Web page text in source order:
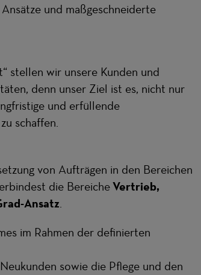
und maßgeschneiderte
stellen wir unsere Kunden und
denn unser Ziel ist es, nicht nur
und erfüllende
schaffen.
von Aufträgen in den Bereichen
die BereicheVertrieb,
Ansatz.
im Rahmen der definierten
sowie die Pflege und den